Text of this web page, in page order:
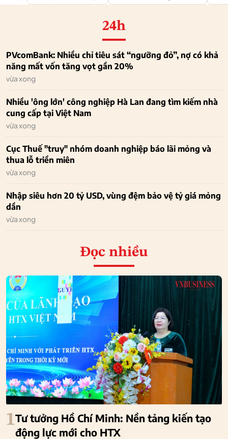
24h
PVcomBank: Nhiều chỉ tiêu sát “ngưỡng đỏ”, nợ có khả
năng mất vốn tăng vọt gần 20%
vừa xong
Nhiều 'ông lớn' công nghiệp Hà Lan đang tìm kiếm nhà
cung cấp tại Việt Nam
vừa xong
Cục Thuế "truy" nhóm doanh nghiệp báo lãi mỏng và
thua lỗ triền miên
vừa xong
Nhập siêu hơn 20 tỷ USD, vùng đệm bảo vệ tỷ giá mỏng
dần
vừa xong
Đọc nhiều
1Tư tưởng Hồ Chí Minh: Nền tảng kiến tạo
động lực mới cho HTX